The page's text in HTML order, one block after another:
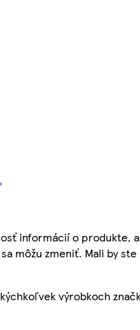
informácií o
môžu zmeniť. Mali by
výrobkoch